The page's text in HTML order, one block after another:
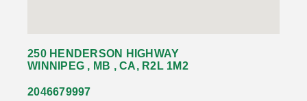
250 HENDERSON HIGHWAY
WINNIPEG , MB , CA, R2L 1M2
2046679997